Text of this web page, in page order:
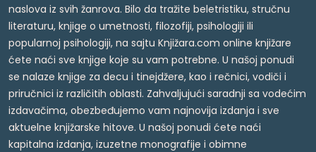
naslova iz svih žanrova. Bilo da tražite beletristiku, stručnu
literaturu, knjige o umetnosti, filozofiji, psihologiji ili
popularnoj psihologiji, na sajtu Knjižara.com online knjižare
ćete naći sve knjige koje su vam potrebne. U našoj ponudi
se nalaze knjige za decu i tinejdžere, kao i rečnici, vodiči i
priručnici iz različitih oblasti. Zahvaljujući saradnji sa vodećim
izdavačima, obezbeđujemo vam najnovija izdanja i sve
aktuelne knjižarske hitove. U našoj ponudi ćete naći
kapitalna izdanja, izuzetne monografije i obimne